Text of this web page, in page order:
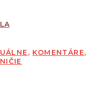
, KOMENTÁRE,